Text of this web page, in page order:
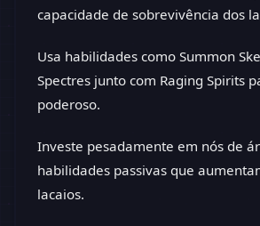
capacidade de sobrevivência dos
Usa habilidades como Summon
Spectres junto com Raging Spirits
poderoso.
Investe pesadamente em nós de
habilidades passivas que
lacaios.